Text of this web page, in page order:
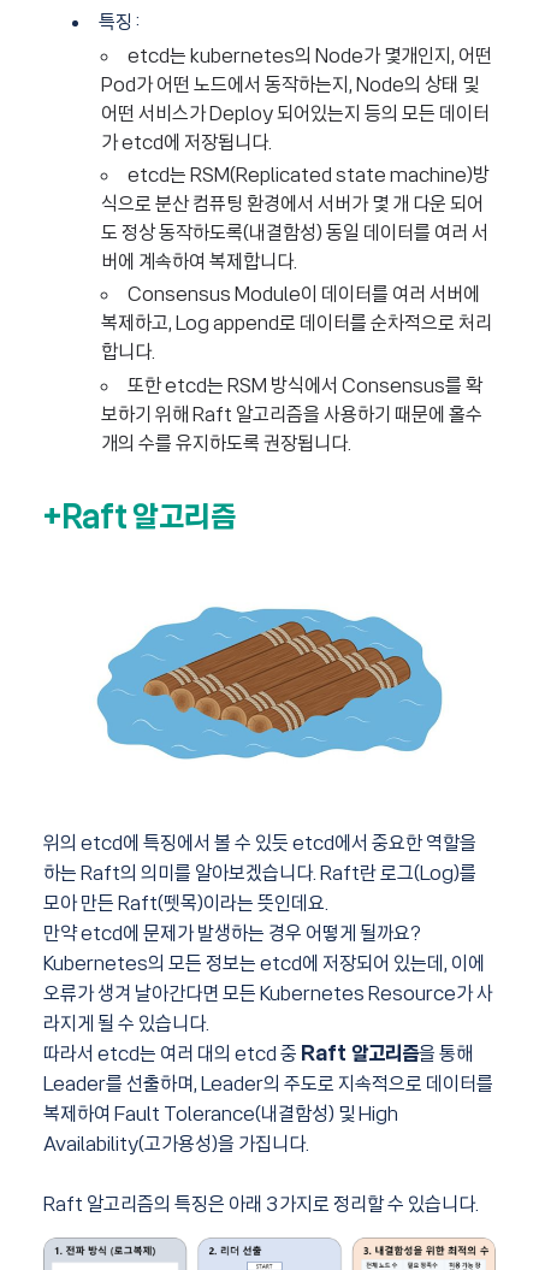
특징 :
etcd는 kubernetes의 Node가 몇개인지, 어떤
Pod가 어떤 노드에서 동작하는지, Node의 상태 및
어떤 서비스가 Deploy 되어있는지 등의 모든 데이터
가 etcd에 저장됩니다.
etcd는 RSM(Replicated state machine)방
식으로 분산 컴퓨팅 환경에서 서버가 몇 개 다운 되어
도 정상 동작하도록(내결함성) 동일 데이터를 여러 서
버에 계속하여 복제합니다.
Consensus Module이 데이터를 여러 서버에
복제하고, Log append로 데이터를 순차적으로 처리
합니다.
또한 etcd는 RSM 방식에서 Consensus를 확
보하기 위해 Raft 알고리즘을 사용하기 때문에 홀수
개의 수를 유지하도록 권장됩니다.
+Raft 알고리즘
위의 etcd에 특징에서 볼 수 있듯 etcd에서 중요한 역할을
하는 Raft의 의미를 알아보겠습니다. Raft란 로그(Log)를
모아 만든 Raft(뗏목)이라는 뜻인데요.
만약 etcd에 문제가 발생하는 경우 어떻게 될까요?
Kubernetes의 모든 정보는 etcd에 저장되어 있는데, 이에
오류가 생겨 날아간다면 모든 Kubernetes Resource가 사
라지게 될 수 있습니다.
따라서 etcd는 여러 대의 etcd 중 Raft 알고리즘을 통해
Leader를 선출하며, Leader의 주도로 지속적으로 데이터를
복제하여 Fault Tolerance(내결함성) 및 High
Availability(고가용성)을 가집니다.
Raft 알고리즘의 특징은 아래 3가지로 정리할 수 있습니다.